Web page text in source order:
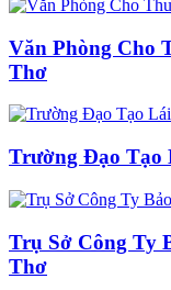
Văn Phòng Cho
Thơ
Trường Đạo Tạo
Trụ Sở Công Ty
Thơ